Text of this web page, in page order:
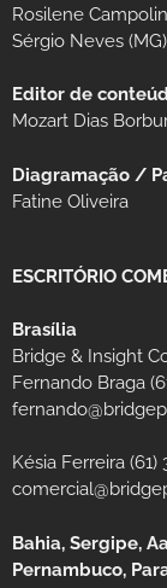
Rosilene
Sérgio Neves (MG)
Editor de
Mozart Dias
Diagramação /
Fatine Oliveira
ESCRITÓRIO
Brasília
Bridge & Insight
Fernando Braga
Késia Ferreira (61)
Bahia, Sergipe,
Pernambuco,